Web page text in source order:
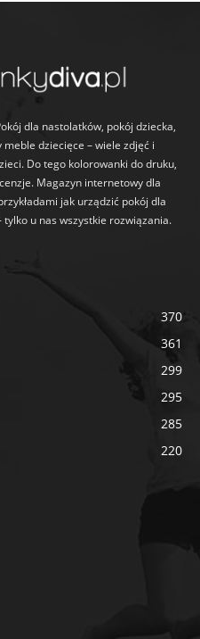
dla nastolatków, pokój dziecka,
dziecięce – wiele zdjęć i
Do tego kolorowanki do druku,
Magazyn internetowy dla
jak urządzić pokój dla
u nas wszystkie rozwiązania.
370
361
299
295
285
220